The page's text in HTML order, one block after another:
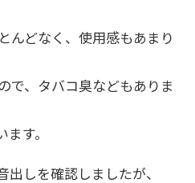
んどなく、使用感もあまり
で、タバコ臭などもありま
す。
しを確認しましたが、